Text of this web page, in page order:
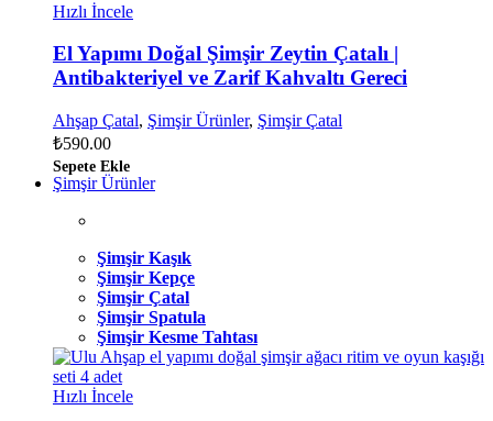
Hızlı İncele
El Yapımı Doğal Şimşir Zeytin Çatalı |
Antibakteriyel ve Zarif Kahvaltı Gereci
Ahşap Çatal, Şimşir Ürünler, Şimşir Çatal
₺590.00
Sepete Ekle
Şimşir Ürünler
Şimşir Kaşık
Şimşir Kepçe
Şimşir Çatal
Şimşir Spatula
Şimşir Kesme Tahtası
Hızlı İncele